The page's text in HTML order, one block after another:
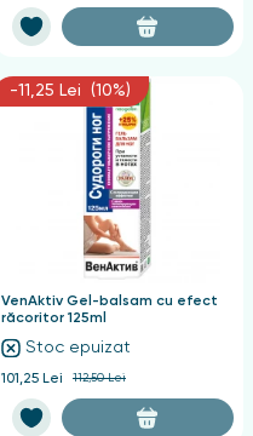
-11,25 Lei (10%)
VenAktiv Gel-balsam cu efect
răcoritor 125ml
Stoc epuizat
101,25 Lei 112,50 Lei